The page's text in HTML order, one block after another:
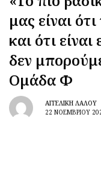
μας είναι
και ότι
δεν
Ομάδα Φ
ΑΓΓΕΛΙΚΉ ΛΆΛΟΥ
22 ΝΟΕΜΒΡΊΟΥ